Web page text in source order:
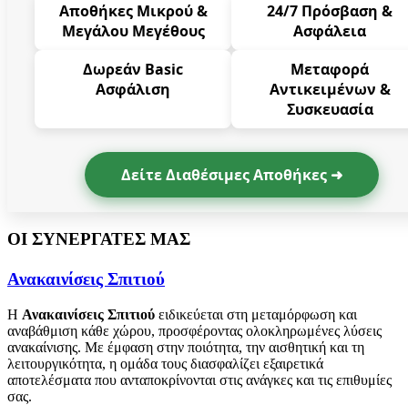
Αποθήκες Μικρού &
Μεγάλου Μεγέθους
24/7 Πρόσβαση &
Ασφάλεια
Δωρεάν Basic
Ασφάλιση
Μεταφορά
Αντικειμένων &
Συσκευασία
Δείτε Διαθέσιμες Αποθήκες ➜
ΟΙ ΣΥΝΕΡΓΑΤΕΣ ΜΑΣ
Ανακαινίσεις Σπιτιού
Η Ανακαινίσεις Σπιτιού ειδικεύεται στη μεταμόρφωση και
αναβάθμιση κάθε χώρου, προσφέροντας ολοκληρωμένες λύσεις
ανακαίνισης. Με έμφαση στην ποιότητα, την αισθητική και τη
λειτουργικότητα, η ομάδα τους διασφαλίζει εξαιρετικά
αποτελέσματα που ανταποκρίνονται στις ανάγκες και τις επιθυμίες
σας.